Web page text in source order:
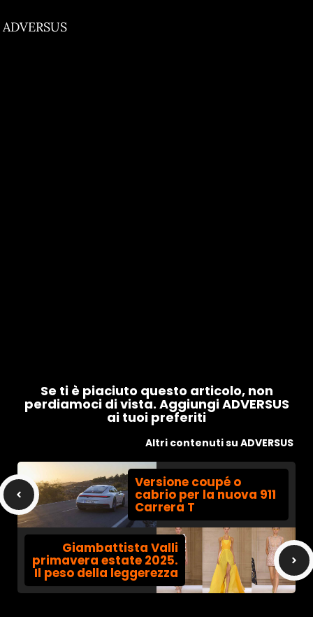
ADVERSUS
Se ti è piaciuto questo articolo, non
perdiamoci di vista. Aggiungi ADVERSUS
ai tuoi preferiti
Altri contenuti su ADVERSUS
Versione coupé o
cabrio per la nuova 911
Carrera T
Giambattista Valli
primavera estate 2025.
Il peso della leggerezza